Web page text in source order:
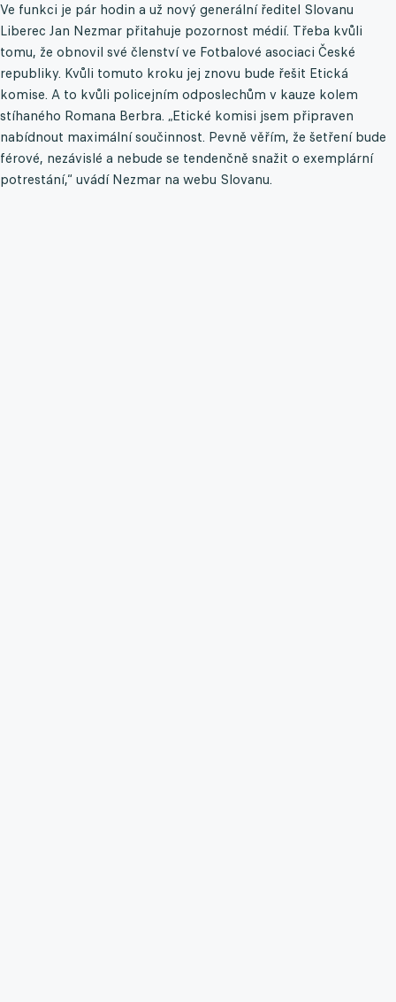
Ve funkci je pár hodin a už nový generální ředitel Slovanu
Liberec Jan Nezmar přitahuje pozornost médií. Třeba kvůli
tomu, že obnovil své členství ve Fotbalové asociaci České
republiky. Kvůli tomuto kroku jej znovu bude řešit Etická
komise. A to kvůli policejním odposlechům v kauze kolem
stíhaného Romana Berbra. „Etické komisi jsem připraven
nabídnout maximální součinnost. Pevně věřím, že šetření bude
férové, nezávislé a nebude se tendenčně snažit o exemplární
potrestání,“ uvádí Nezmar na webu Slovanu.